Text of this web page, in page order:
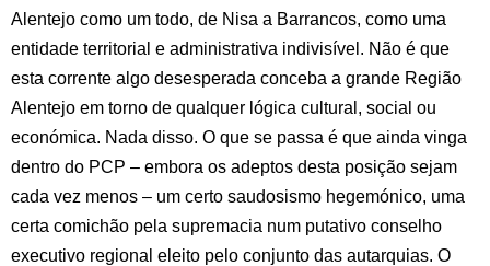
Alentejo como um todo, de Nisa a Barrancos, como uma
entidade territorial e administrativa indivisível. Não é que
esta corrente algo desesperada conceba a grande Região
Alentejo em torno de qualquer lógica cultural, social ou
económica. Nada disso. O que se passa é que ainda vinga
dentro do PCP – embora os adeptos desta posição sejam
cada vez menos – um certo saudosismo hegemónico, uma
certa comichão pela supremacia num putativo conselho
executivo regional eleito pelo conjunto das autarquias. O